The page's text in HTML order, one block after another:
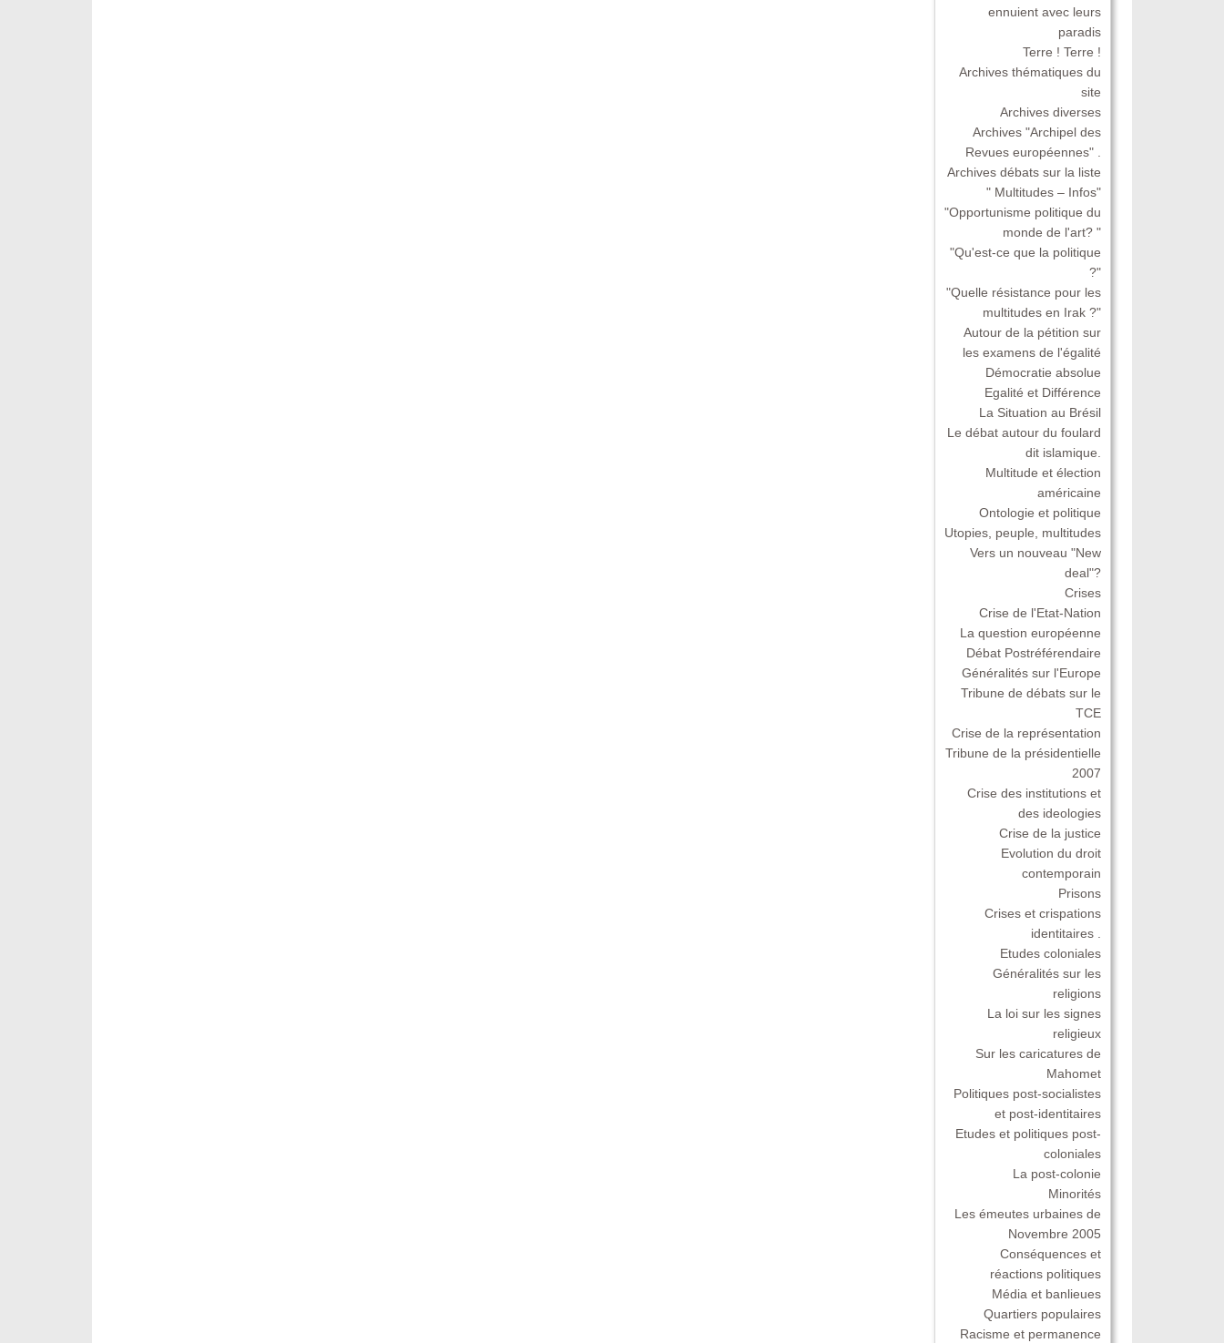
ennuient avec leurs
paradis
Terre ! Terre !
Archives thématiques du
site
Archives diverses
Archives "Archipel des
Revues européennes" .
Archives débats sur la liste
" Multitudes – Infos"
"Opportunisme politique du
monde de l'art? "
"Qu'est-ce que la politique
?"
"Quelle résistance pour les
multitudes en Irak ?"
Autour de la pétition sur
les examens de l'égalité
Démocratie absolue
Egalité et Différence
La Situation au Brésil
Le débat autour du foulard
dit islamique.
Multitude et élection
américaine
Ontologie et politique
Utopies, peuple, multitudes
Vers un nouveau "New
deal"?
Crises
Crise de l'Etat-Nation
La question européenne
Débat Postréférendaire
Généralités sur l'Europe
Tribune de débats sur le
TCE
Crise de la représentation
Tribune de la présidentielle
2007
Crise des institutions et
des ideologies
Crise de la justice
Evolution du droit
contemporain
Prisons
Crises et crispations
identitaires .
Etudes coloniales
Généralités sur les
religions
La loi sur les signes
religieux
Sur les caricatures de
Mahomet
Politiques post-socialistes
et post-identitaires
Etudes et politiques post-
coloniales
La post-colonie
Minorités
Les émeutes urbaines de
Novembre 2005
Conséquences et
réactions politiques
Média et banlieues
Quartiers populaires
Racisme et permanence